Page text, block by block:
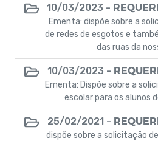
10/03/2023 -
Ementa: dispõe sobre a
de redes de esgotos e
das ruas da
10/03/2023 -
Ementa: Dispõe sobre a
escolar para os alunos
25/02/2021 -
dispõe sobre a solicitação